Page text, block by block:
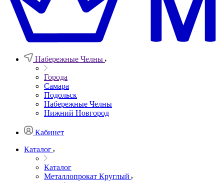
Набережные Челны
Города
Самара
Подольск
Набережные Челны
Нижний Новгород
Кабинет
Каталог
Каталог
Металлопрокат Круглый